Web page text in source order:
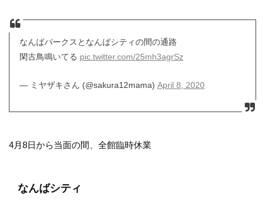
なんばパークスとなんばシティの間の通路
閑古鳥鳴いてる pic.twitter.com/25mh3agrSz
— ミヤザキさん (@sakura12mama) April 8, 2020
4月8日から当面の間、全館臨時休業
なんばシティ